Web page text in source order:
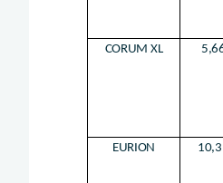
CORUM XL
EURION